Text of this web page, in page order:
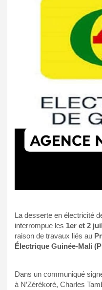
La desserte en électricité
interrompue les 1er et 2
raison de travaux liés au
Électrique Guinée-Mali
Dans un communiqué
à N’Zérékoré, Charles